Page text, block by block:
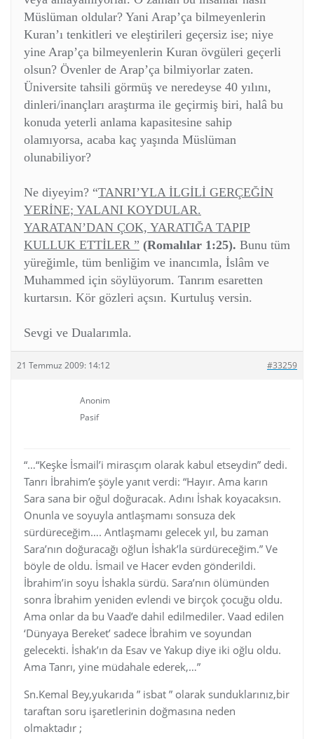
Müslüman oldular? Yani Arap’ça bilmeyenlerin
Kuran’ı tenkitleri ve eleştirileri geçersiz ise; niye
yine Arap’ça bilmeyenlerin Kuran övgüleri geçerli
olsun? Övenler de Arap’ça bilmiyorlar zaten.
Üniversite tahsili görmüş ve neredeyse 40 yılını,
dinleri/inançları araştırma ile geçirmiş biri, halâ bu
konuda yeterli anlama kapasitesine sahip
olamıyorsa, acaba kaç yaşında Müslüman
olunabiliyor?
Ne diyeyim? “TANRI’YLA İLGİLİ GERÇEĞİN
YERİNE; YALANI KOYDULAR.
YARATAN’DAN ÇOK, YARATIĞA TAPIP
KULLUK ETTİLER ” (Romalılar 1:25). Bunu tüm
yüreğimle, tüm benliğim ve inancımla, İslâm ve
Muhammed için söylüyorum. Tanrım esaretten
kurtarsın. Kör gözleri açsın. Kurtuluş versin.
Sevgi ve Dualarımla.
21 Temmuz 2009: 14:12 #33259
Anonim
Pasif
“…“Keşke İsmail’i mirasçım olarak kabul etseydin” dedi.
Tanrı İbrahim’e şöyle yanıt verdi: “Hayır. Ama karın
Sara sana bir oğul doğuracak. Adını İshak koyacaksın.
Onunla ve soyuyla antlaşmamı sonsuza dek
sürdüreceğim…. Antlaşmamı gelecek yıl, bu zaman
Sara’nın doğuracağı oğlun İshak’la sürdüreceğim.” Ve
böyle de oldu. İsmail ve Hacer evden gönderildi.
İbrahim’in soyu İshakla sürdü. Sara’nın ölümünden
sonra İbrahim yeniden evlendi ve birçok çocuğu oldu.
Ama onlar da bu Vaad’e dahil edilmediler. Vaad edilen
‘Dünyaya Bereket’ sadece İbrahim ve soyundan
gelecekti. İshak’ın da Esav ve Yakup diye iki oğlu oldu.
Ama Tanrı, yine müdahale ederek,…”
Sn.Kemal Bey,yukarıda ” isbat ” olarak sunduklarınız,bir
taraftan soru işaretlerinin doğmasına neden
olmaktadır ;